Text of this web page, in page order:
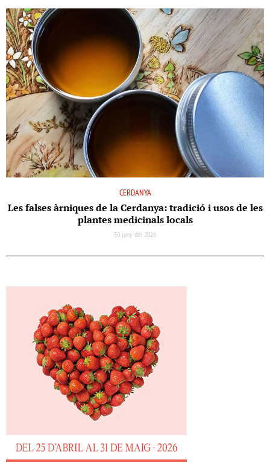
CERDANYA
Les falses àrniques de la Cerdanya: tradició i usos de les
plantes medicinals locals
30 juny del 2026